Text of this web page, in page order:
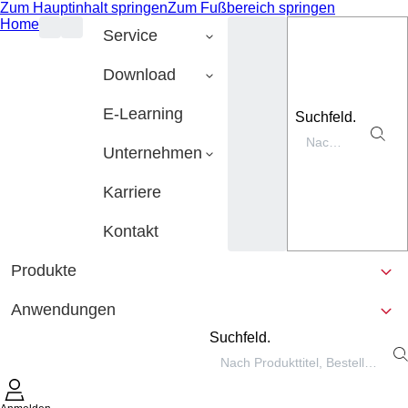
Zum Hauptinhalt springenZum Fußbereich springen
Home
Service
Download
E-Learning
Unternehmen
Karriere
Kontakt
Suchfeld.
Produkte
Anwendungen
Suchfeld.